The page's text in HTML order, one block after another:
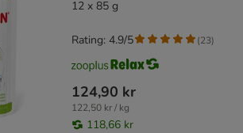
12 x 85 g
124,90 kr
122,50 kr / kg
118,66 kr
Rating: 4.9/5 (23)